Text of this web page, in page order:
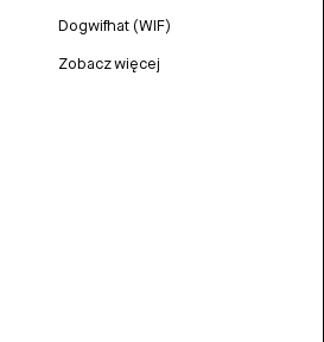
Dogwifhat (WIF)
Zobacz więcej